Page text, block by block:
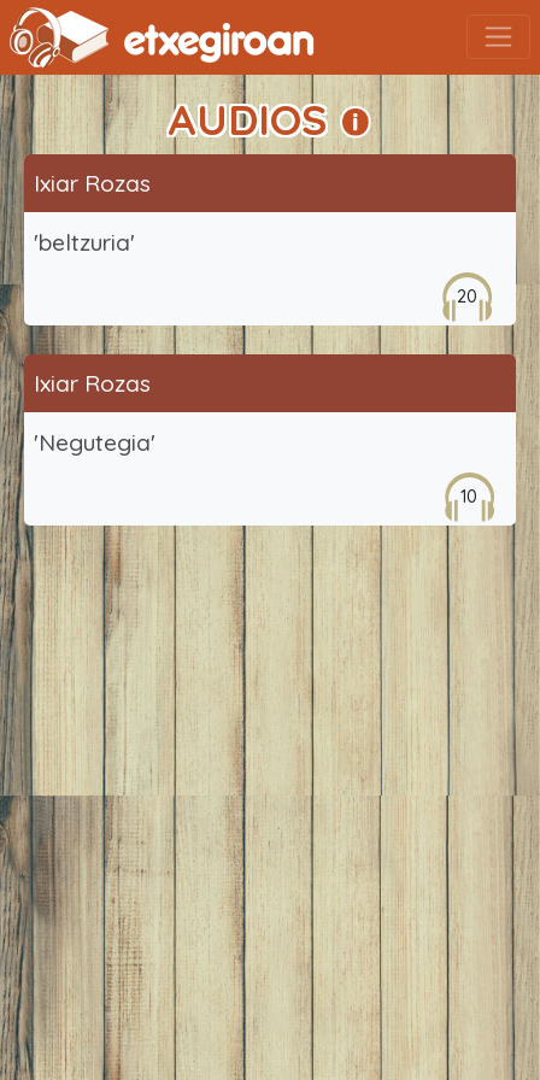
AUDIOS
Ixiar Rozas
'beltzuria'
20
Ixiar Rozas
'Negutegia'
10